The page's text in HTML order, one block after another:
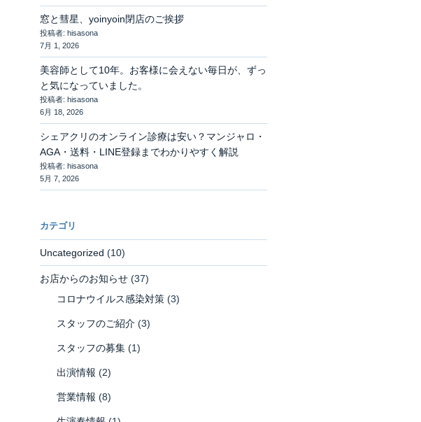
窓と彗星、yoinyoin閉店のご挨拶
投稿者: hisasona
7月 1, 2026
美容師として10年。お客様に会えない毎日が、ずっ
と気になっていました。
投稿者: hisasona
6月 18, 2026
シェアクリのオンライン診療は安い？マンジャロ・
AGA・送料・LINE登録までわかりやすく解説
投稿者: hisasona
5月 7, 2026
カテゴリ
Uncategorized (10)
お店からのお知らせ(37)
コロナウイルス感染対策(3)
スタッフのご紹介(3)
スタッフの募集(1)
出演情報 (2)
営業情報 (8)